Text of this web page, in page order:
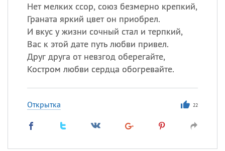
Нет мелких ссор, союз безмерно крепкий,
Граната яркий цвет он приобрел.
И вкус у жизни сочный стал и терпкий,
Вас к этой дате путь любви привел.
Друг друга от невзгод оберегайте,
Костром любви сердца обогревайте.
Открытка 22